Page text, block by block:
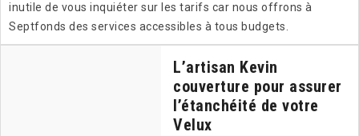
inutile de vous inquiéter sur les tarifs car nous offrons à
Septfonds des services accessibles à tous budgets.
L’artisan Kevin
couverture pour assurer
l’étanchéité de votre
Velux